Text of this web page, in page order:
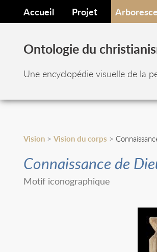
Accueil Projet
Ontologie du
Une encyclopédie visuelle de la
Vision> Vision du corps >
Connaissance de
Motif iconographique